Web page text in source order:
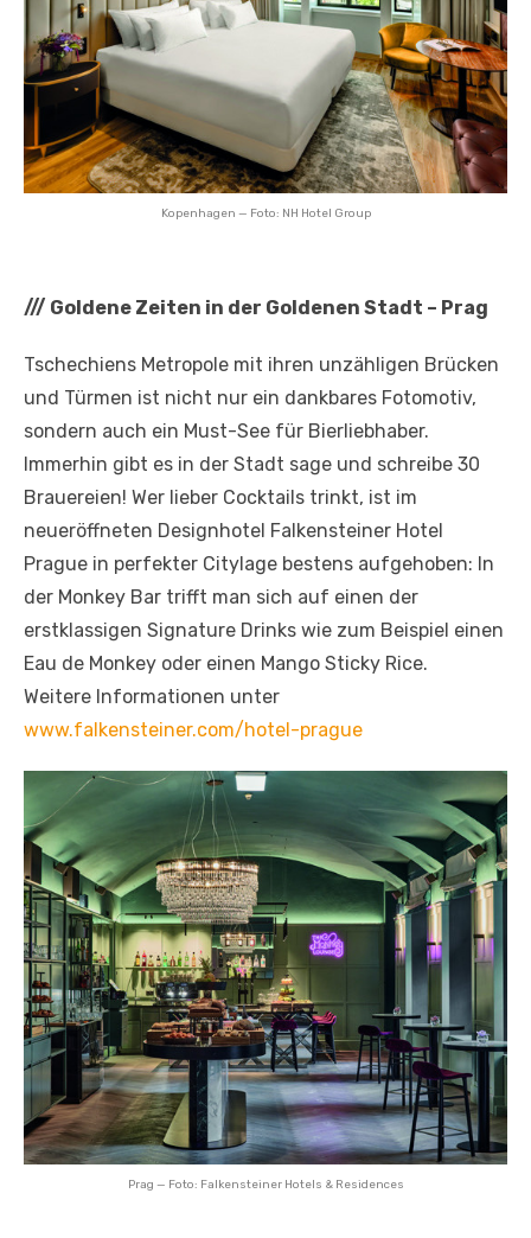
Kopenhagen — Foto: NH Hotel Group
/// Goldene Zeiten in der Goldenen Stadt – Prag
Tschechiens Metropole mit ihren unzähligen Brücken
und Türmen ist nicht nur ein dankbares Fotomotiv,
sondern auch ein Must-See für Bierliebhaber.
Immerhin gibt es in der Stadt sage und schreibe 30
Brauereien! Wer lieber Cocktails trinkt, ist im
neueröffneten Designhotel Falkensteiner Hotel
Prague in perfekter Citylage bestens aufgehoben: In
der Monkey Bar trifft man sich auf einen der
erstklassigen Signature Drinks wie zum Beispiel einen
Eau de Monkey oder einen Mango Sticky Rice.
Weitere Informationen unter
www.falkensteiner.com/hotel-prague
Prag — Foto: Falkensteiner Hotels & Residences